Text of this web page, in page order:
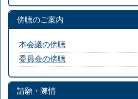
傍聴のご案内
本会議の傍聴
委員会の傍聴
請願・陳情